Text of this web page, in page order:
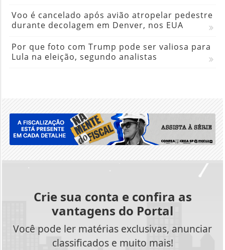
Voo é cancelado após avião atropelar pedestre
durante decolagem em Denver, nos EUA
Por que foto com Trump pode ser valiosa para
Lula na eleição, segundo analistas
Crie sua conta e confira as
vantagens do Portal
Você pode ler matérias exclusivas, anunciar
classificados e muito mais!